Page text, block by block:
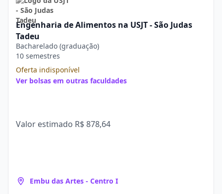
Engenharia de Alimentos na USJT - São Judas
Tadeu
Bacharelado (graduação)
10 semestres
Oferta indisponível
Ver bolsas em outras faculdades
Valor estimado R$ 878,64
Embu das Artes - Centro I